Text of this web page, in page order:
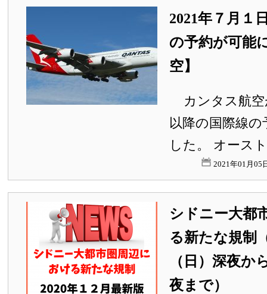
2021年７月１
の予約が可能
空】
カンタス航空
以降の国際線
した。 オース
2021年01月05
シドニー大都
る新たな規制
（日）深夜か
夜まで）